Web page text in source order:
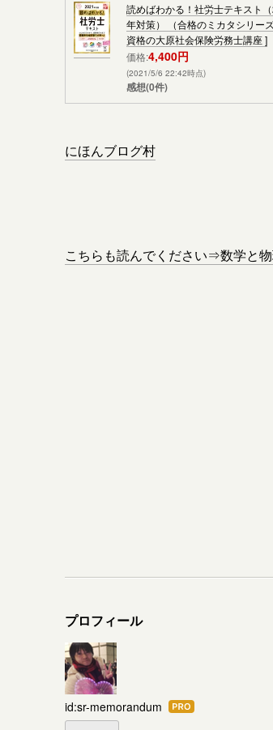
読めばわかる！社労士テキスト
年対策） （合格のミカタシリー
資格の大原社会保険労務士講座 ]
価格:4,400円
(2021/5/6 22:42時点)
感想(0件)
にほんブログ村
こちらも読んでください⇒数学と
プロフィール
id:sr-memorandum はて